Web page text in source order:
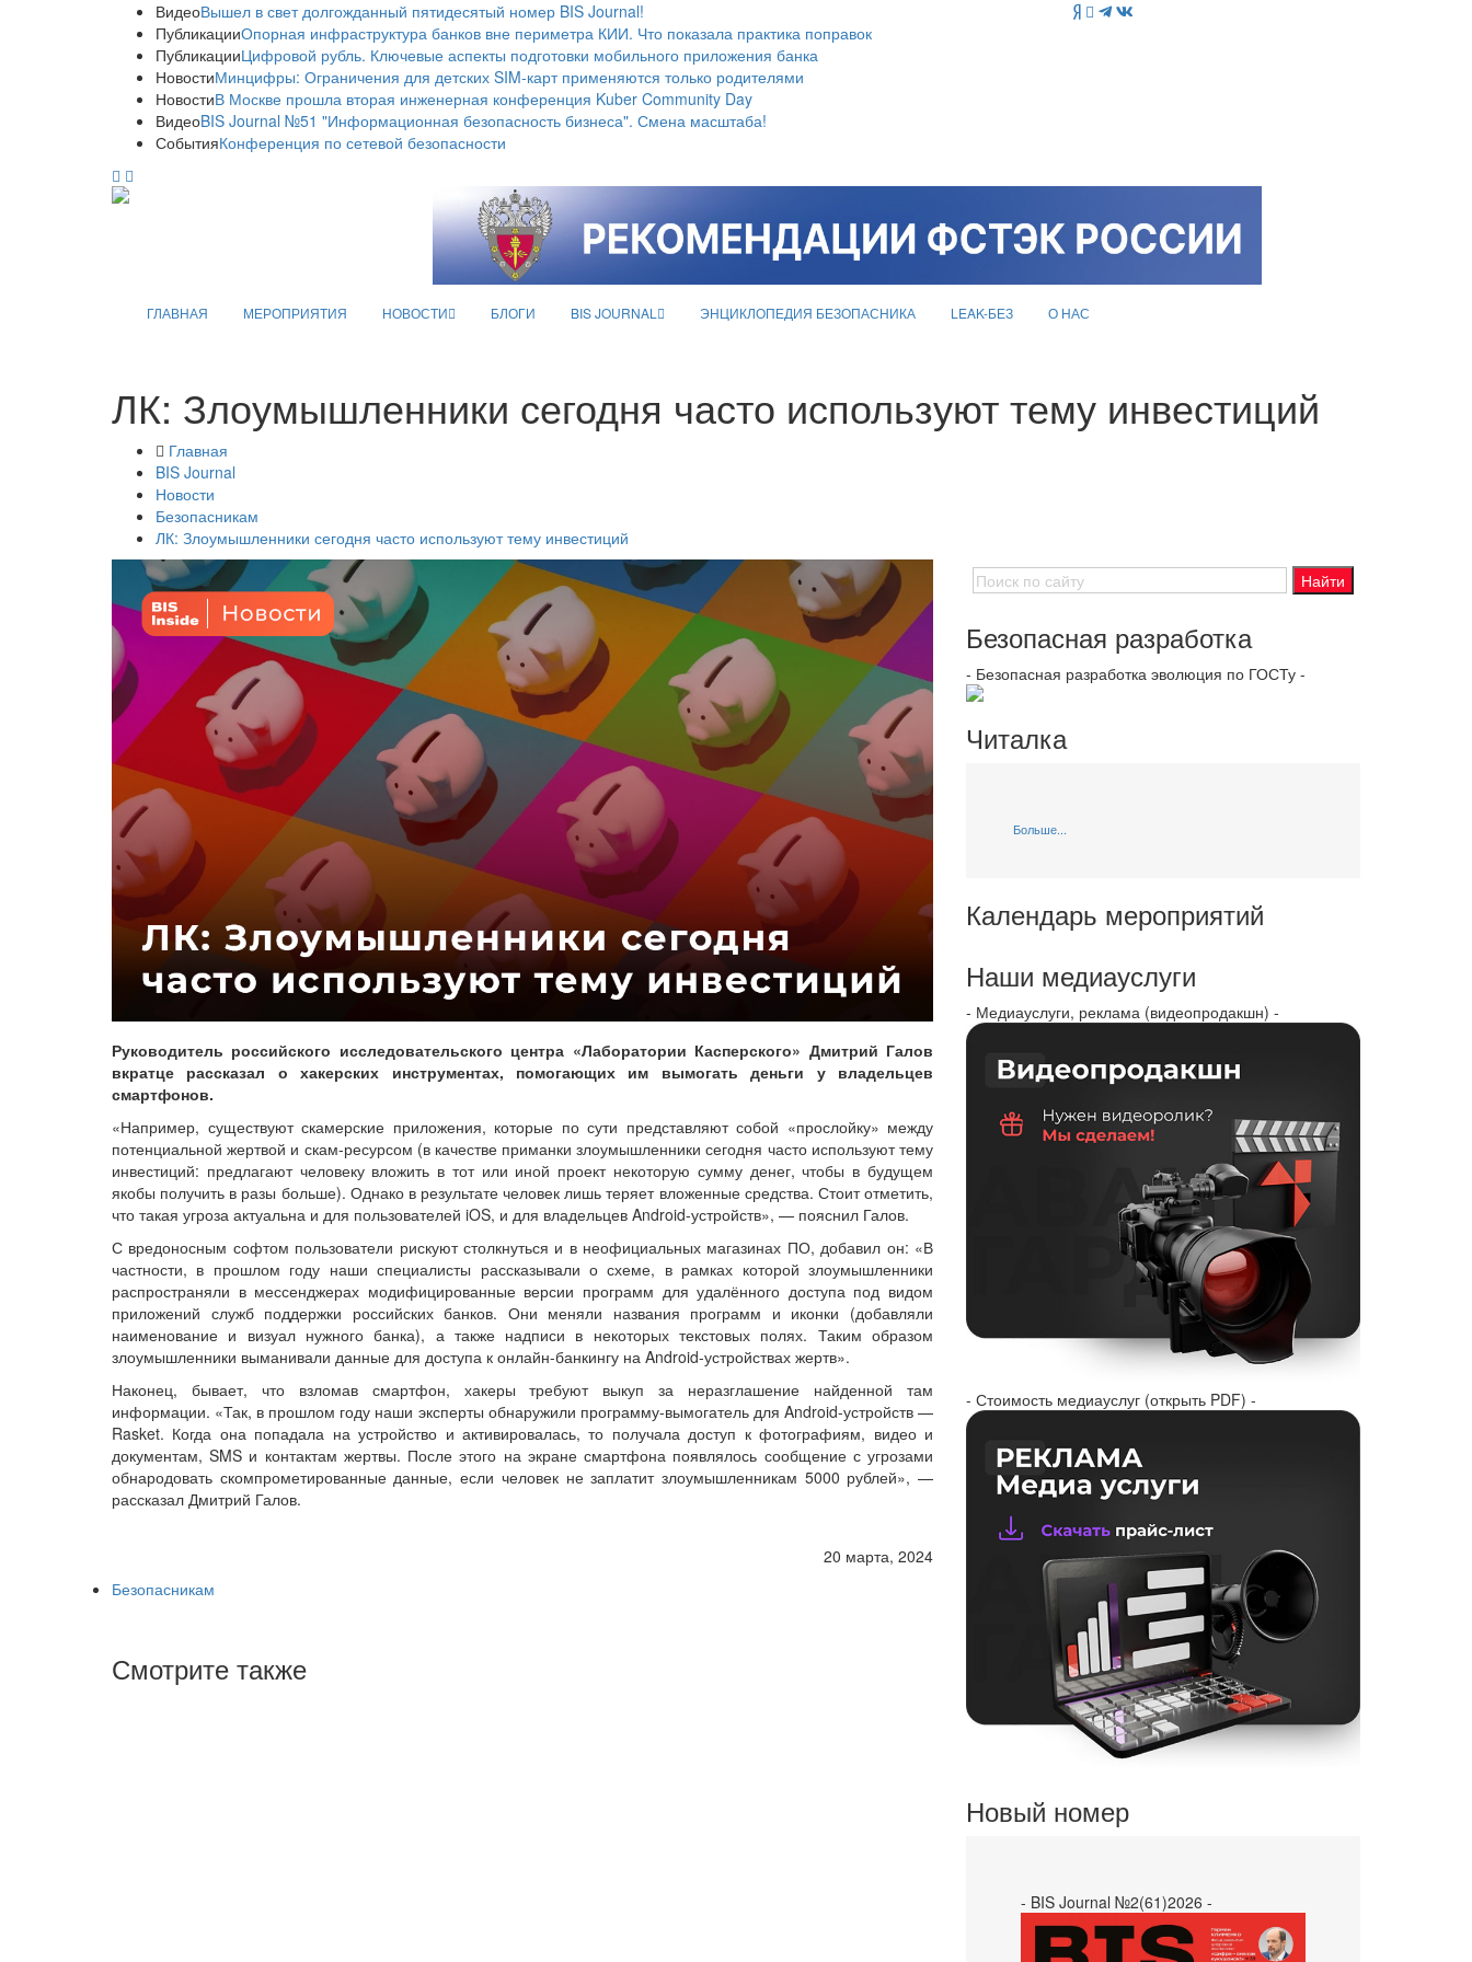
ВидеоВышел в свет долгожданный пятидесятый номер BIS Journal!
ПубликацииОпорная инфраструктура банков вне периметра КИИ. Что показала практика поправок
ПубликацииЦифровой рубль. Ключевые аспекты подготовки мобильного приложения банка
НовостиМинцифры: Ограничения для детских SIM-карт применяются только родителями
НовостиВ Москве прошла вторая инженерная конференция Kuber Community Day
ВидеоBIS Journal №51 "Информационная безопасность бизнеса". Смена масштаба!
СобытияКонференция по сетевой безопасности
ГЛАВНАЯ МЕРОПРИЯТИЯ НОВОСТИ БЛОГИ BIS JOURNAL ЭНЦИКЛОПЕДИЯ БЕЗОПАСНИКА LEAK-БЕЗ О НАС
ЛК: Злоумышленники сегодня часто используют тему инвестиций
Главная
BIS Journal
Новости
Безопасникам
ЛК: Злоумышленники сегодня часто используют тему инвестиций
Руководитель российского исследовательского центра «Лаборатории Касперского» Дмитрий Галов
вкратце рассказал о хакерских инструментах, помогающих им вымогать деньги у владельцев
смартфонов.
«Например, существуют скамерские приложения, которые по сути представляют собой «прослойку» между
потенциальной жертвой и скам-ресурсом (в качестве приманки злоумышленники сегодня часто используют тему
инвестиций: предлагают человеку вложить в тот или иной проект некоторую сумму денег, чтобы в будущем
якобы получить в разы больше). Однако в результате человек лишь теряет вложенные средства. Стоит отметить,
что такая угроза актуальна и для пользователей iOS, и для владельцев Android-устройств», — пояснил Галов.
С вредоносным софтом пользователи рискуют столкнуться и в неофициальных магазинах ПО, добавил он: «В
частности, в прошлом году наши специалисты рассказывали о схеме, в рамках которой злоумышленники
распространяли в мессенджерах модифицированные версии программ для удалённого доступа под видом
приложений служб поддержки российских банков. Они меняли названия программ и иконки (добавляли
наименование и визуал нужного банка), а также надписи в некоторых текстовых полях. Таким образом
злоумышленники выманивали данные для доступа к онлайн-банкингу на Android-устройствах жертв».
Наконец, бывает, что взломав смартфон, хакеры требуют выкуп за неразглашение найденной там
информации. «Так, в прошлом году наши эксперты обнаружили программу-вымогатель для Android-устройств —
Rasket. Когда она попадала на устройство и активировалась, то получала доступ к фотографиям, видео и
документам, SMS и контактам жертвы. После этого на экране смартфона появлялось сообщение с угрозами
обнародовать скомпрометированные данные, если человек не заплатит злоумышленникам 5000 рублей», —
рассказал Дмитрий Галов.
20 марта, 2024
Безопасникам
Смотрите также
Безопасная разработка
- Безопасная разработка эволюция по ГОСТу -
Читалка
Больше...
Календарь мероприятий
Наши медиауслуги
- Медиауслуги, реклама (видеопродакшн) -
- Стоимость медиауслуг (открыть PDF) -
Новый номер
- BIS Journal №2(61)2026 -